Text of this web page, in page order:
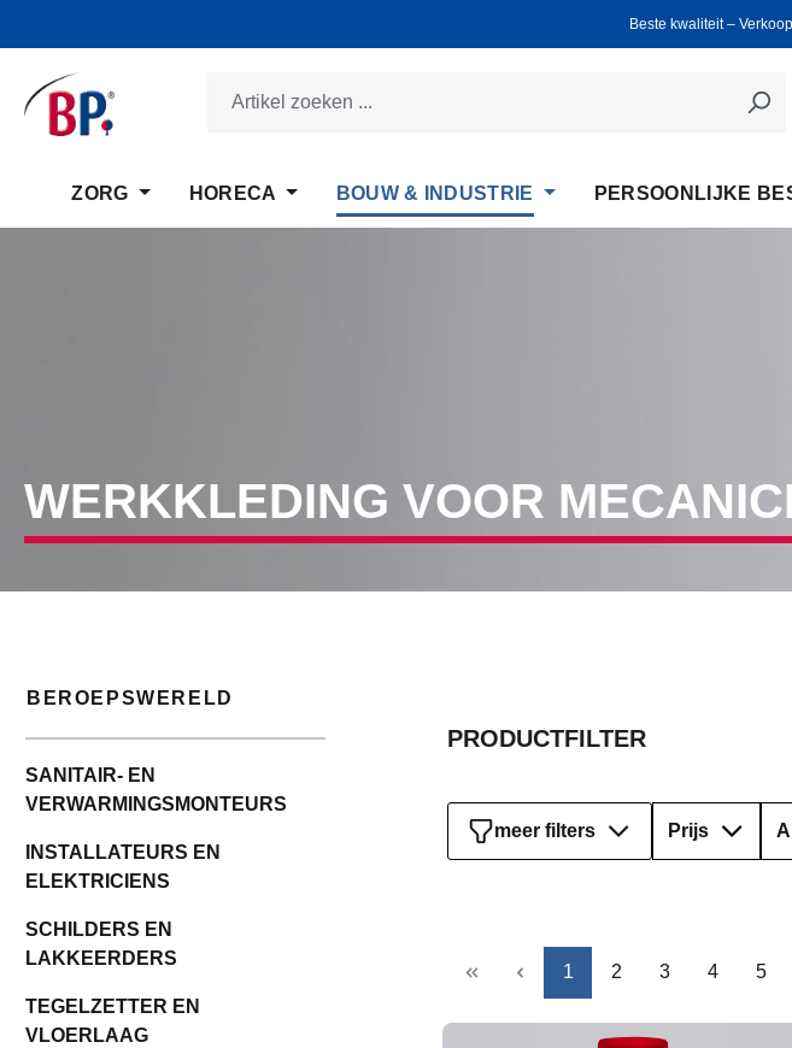
Beste kwaliteit ‒
ZORG HORECA BOUW & INDUSTRIE PERSOONLIJKE
WERKKLEDING VOOR
BEROEPSWERELD
SANITAIR- EN
VERWARMINGSMONTEURS
INSTALLATEURS EN
ELEKTRICIENS
SCHILDERS EN
LAKKEERDERS
TEGELZETTER EN
VLOERLAAG
PRODUCTFILTER
Prijs
meer filters
Pagina
1 Pagina
2 Pagina
3 Pagina
4 5